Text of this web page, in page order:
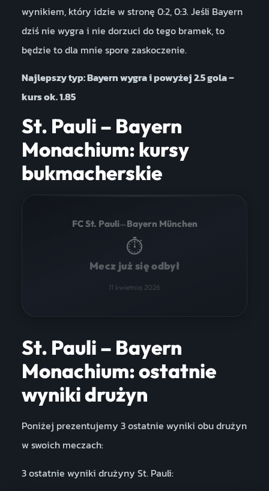
wynikiem, który idzie w stronę 0:2, 0:3. Jeśli Bayern
dziś nie wygra i nie dorzuci do tego bramek, to
będzie to dla mnie spore zaskoczenie.
Najlepszy typ: Bayern wygra i powyżej 2.5 gola –
kurs ok. 1.85
St. Pauli – Bayern
Monachium: kursy
bukmacherskie
FC St. Pauli–Bayern München
⏱
Mecz już się odbył
11 kwietnia 2026
St. Pauli – Bayern
Monachium: ostatnie
wyniki drużyn
Poniżej prezentujemy 3 ostatnie wyniki obu drużyn
w swoich meczach:
3 ostatnie wyniki drużyny St. Pauli: